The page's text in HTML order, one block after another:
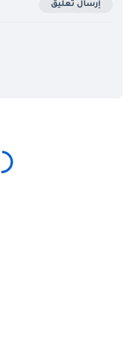
إرسال تعليق